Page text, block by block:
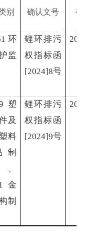
别 确认文号 确
环
监
鲤环排污
权指标函
[2024]8号
塑
及
料
制
金
制
鲤环排污
权指标函
[2024]9号